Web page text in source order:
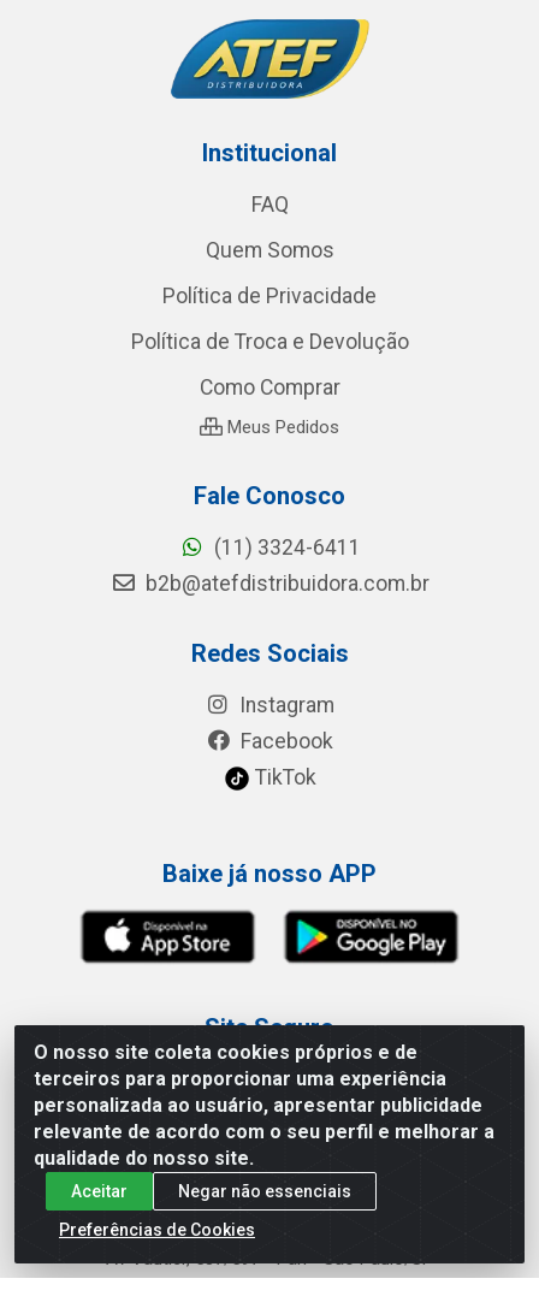
O nosso site coleta cookies próprios e de
terceiros para proporcionar uma experiência
personalizada ao usuário, apresentar publicidade
relevante de acordo com o seu perfil e melhorar a
qualidade do nosso site.
Aceitar
Negar não essenciais
Preferências de Cookies
Institucional
FAQ
Quem Somos
Política de Privacidade
Política de Troca e Devolução
Como Comprar
Meus Pedidos
Fale Conosco
(11) 3324-6411
b2b@atefdistribuidora.com.br
Redes Sociais
Instagram
Facebook
TikTok
Baixe já nosso APP
Site Seguro
Loja / Showroom
Tel.: (11) 3227-0546
Av Vautier, 587/597 - Pari - São Paulo/SP